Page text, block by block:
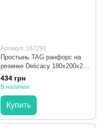
Артикул: 167291
Простынь TAG ранфорс на
резинке Delicacy 180x200x20
см
434 грн
В наличии
Купить